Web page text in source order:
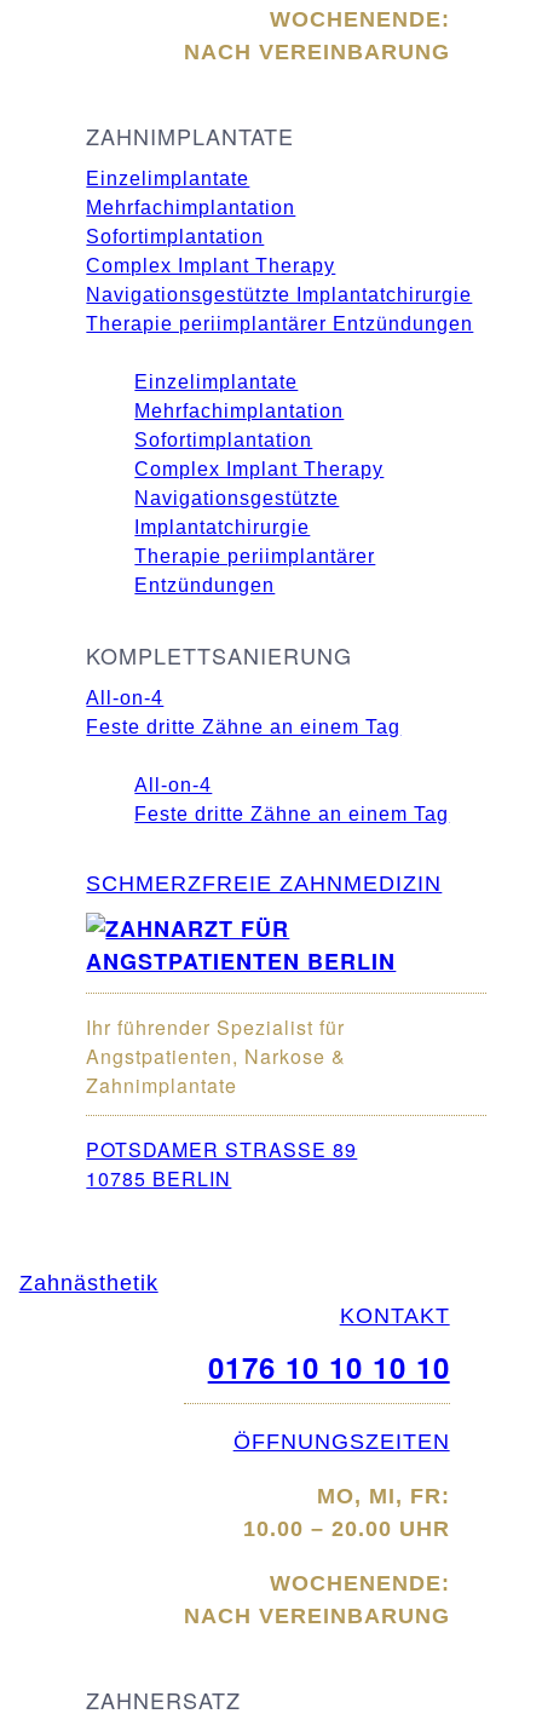
WOCHENENDE:
NACH VEREINBARUNG
ZAHNIMPLANTATE
Einzelimplantate
Mehrfachimplantation
Sofortimplantation
Complex Implant Therapy
Navigationsgestützte Implantatchirurgie
Therapie periimplantärer Entzündungen
Einzelimplantate
Mehrfachimplantation
Sofortimplantation
Complex Implant Therapy
Navigationsgestützte
Implantatchirurgie
Therapie periimplantärer
Entzündungen
KOMPLETTSANIERUNG
All-on-4
Feste dritte Zähne an einem Tag
All-on-4
Feste dritte Zähne an einem Tag
SCHMERZFREIE ZAHNMEDIZIN
Ihr führender Spezialist für
Angstpatienten, Narkose &
Zahnimplantate
POTSDAMER STRASSE 89
10785 BERLIN
Zahnästhetik
KONTAKT
0176 10 10 10 10
ÖFFNUNGSZEITEN
MO, MI, FR:
10.00 – 20.00 UHR
WOCHENENDE:
NACH VEREINBARUNG
ZAHNERSATZ